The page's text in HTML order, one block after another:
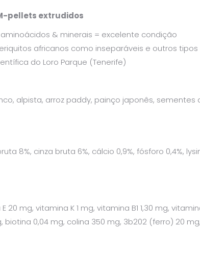
pellets extrudidos
& minerais = excelente condição
africanos como inseparáveis e outros
do Loro Parque (Tenerife)
alpista, arroz paddy, painço japonês,
8%, cinza bruta 6%, cálcio 0,9%, fósforo 0,4%,
20 mg, vitamina K 1 mg, vitamina B1 1,30 mg,
biotina 0,04 mg, colina 350 mg, 3b202 (ferro) 20